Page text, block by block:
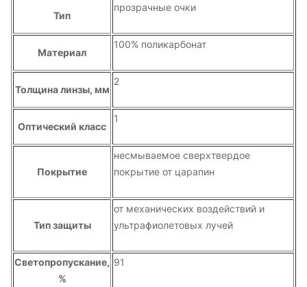
Тип
прозрачные очки
Материал
100% поликарбонат
Толщина линзы, мм
2
Оптический класс
1
Покрытие
несмываемое сверхтвердое
покрытие от царапин
Тип защиты
от механических воздействий и
ультрафиолетовых лучей
Светопропускание,
%
91